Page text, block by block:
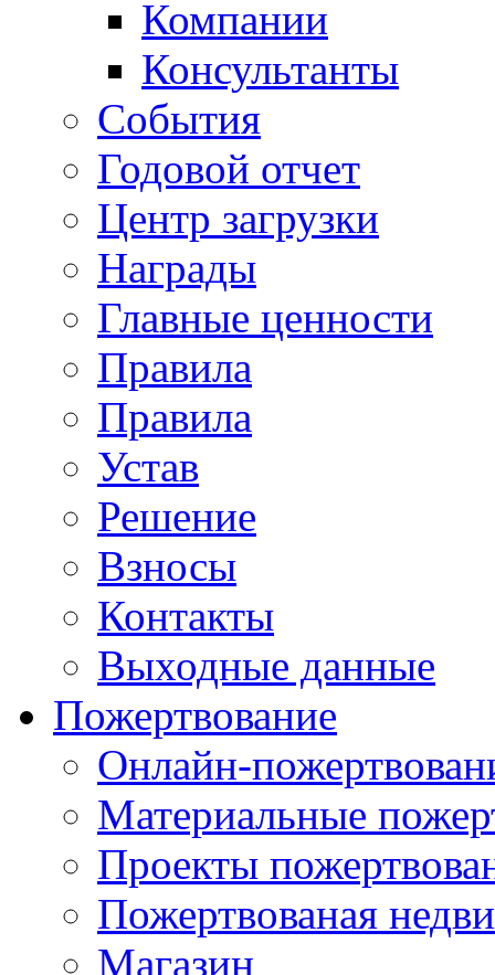
Компании
Консультанты
События
Годовой отчет
Центр загрузки
Награды
Главные ценности
Правила
Правила
Устав
Решение
Взносы
Контакты
Выходные данные
Пожертвование
Онлайн-
Материальные
Проекты
Пожертвованая
Магазин